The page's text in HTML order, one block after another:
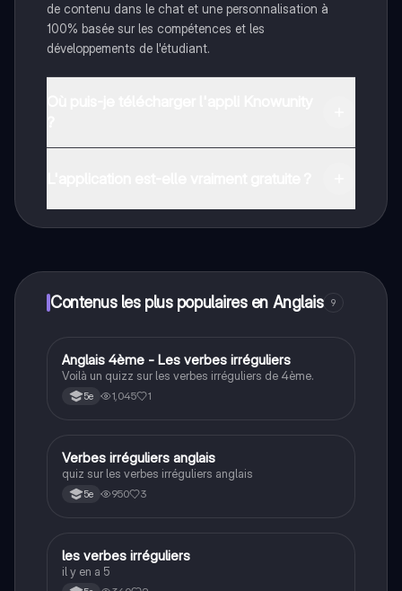
de contenu dans le chat et une personnalisation à
100% basée sur les compétences et les
développements de l'étudiant.
limites!
Contenus les plus populaires en Anglais 9
AAnglais
Anglais 4ème - Les verbes irréguliers
Voilà un quizz sur les verbes irréguliers de 4ème.
5e 1,045 1
VAnglais
Verbes irréguliers anglais
quiz sur les verbes irréguliers anglais
5e 950 3
LAnglais
les verbes irréguliers
il y en a 5